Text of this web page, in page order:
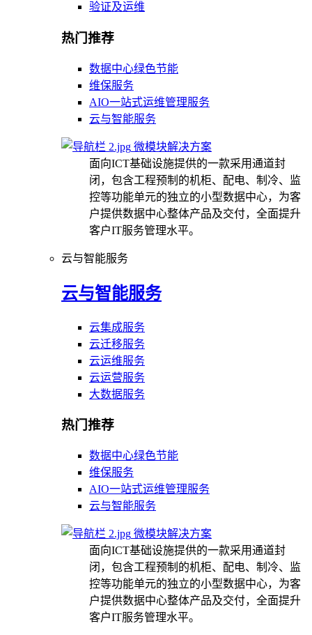
验证及运维
热门推荐
数据中心绿色节能
维保服务
AIO一站式运维管理服务
云与智能服务
微模块解决方案
面向ICT基础设施提供的一款采用通道封
闭，包含工程预制的机柜、配电、制冷、监
控等功能单元的独立的小型数据中心，为客
户提供数据中心整体产品及交付，全面提升
客户IT服务管理水平。
云与智能服务
云与智能服务
云集成服务
云迁移服务
云运维服务
云运营服务
大数据服务
热门推荐
数据中心绿色节能
维保服务
AIO一站式运维管理服务
云与智能服务
微模块解决方案
面向ICT基础设施提供的一款采用通道封
闭，包含工程预制的机柜、配电、制冷、监
控等功能单元的独立的小型数据中心，为客
户提供数据中心整体产品及交付，全面提升
客户IT服务管理水平。